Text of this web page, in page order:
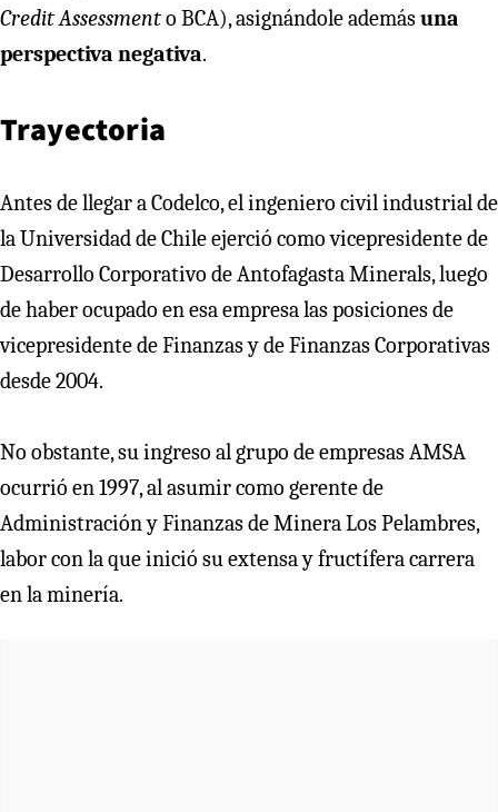
Credit Assessmento BCA), asignándole ademásuna
perspectiva negativa.
Trayectoria
Antes de llegar a Codelco, el ingeniero civil industrial de
la Universidad de Chile ejerció como vicepresidente de
Desarrollo Corporativo de Antofagasta Minerals, luego
de haber ocupado en esa empresa las posiciones de
vicepresidente de Finanzas y de Finanzas Corporativas
desde 2004.
No obstante, su ingreso al grupo de empresas AMSA
ocurrió en 1997, al asumir como gerente de
Administración y Finanzas de Minera Los Pelambres,
labor con la que inició su extensa y fructífera carrera
en la minería.